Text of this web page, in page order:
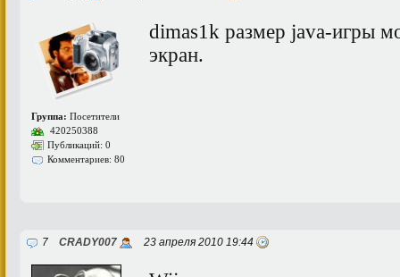
Группа: Посетители
420250388
Публикаций: 0
Комментариев: 80
dimas1k размер java-игры
экран.
7 CRADY007 23 апреля 2010 19:44